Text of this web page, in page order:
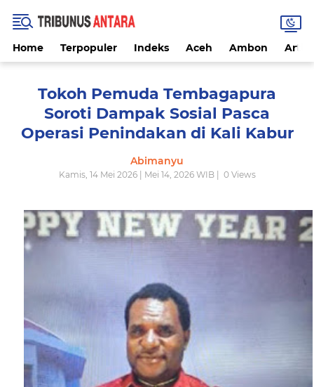
Home Terpopuler Indeks Aceh Ambon
Tokoh Pemuda Tembagapura
Soroti Dampak Sosial Pasca
Operasi Penindakan di Kali Kabur
Abimanyu
Kamis, 14 Mei 2026 | Mei 14, 2026 WIB | 0Views